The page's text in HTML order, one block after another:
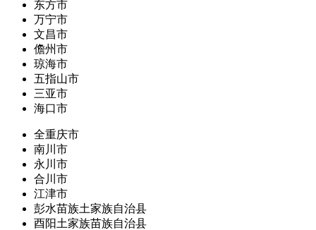
东方市
万宁市
文昌市
儋州市
琼海市
五指山市
三亚市
海口市
全重庆市
南川市
永川市
合川市
江津市
彭水苗族土家族自治县
酉阳土家族苗族自治县